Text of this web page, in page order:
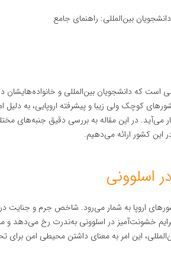
بین‌المللی: راهنمای جامع
است که دانشجویان بین‌المللی و
کوچک ولی زیبا و پیشرفته اروپایی، به
می‌آید. در این مقاله به بررسی دقیق جنبه‌های
این کشور ارائه می‌دهیم.
اسلوونی
اروپا به شمار می‌رود. شاخص جرم و جنایت
خشونت‌آمیز در اسلوونی به‌ندرت رخ می‌دهد و
این امر به معنای داشتن محیطی امن